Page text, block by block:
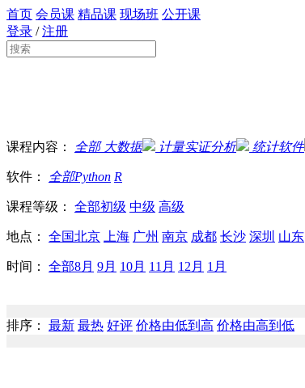
首页 会员课 精品课 现场班 公开课
登录 /注册
课程内容： 全部大数据 计量实证分析 统计软件
软件： 全部Python R
课程等级： 全部初级 中级 高级
地点： 全国北京 上海 广州 南京 成都 长沙 深圳 山东
时间： 全部8月 9月 10月 11月 12月 1月
排序： 最新 最热 好评 价格由低到高 价格由高到低